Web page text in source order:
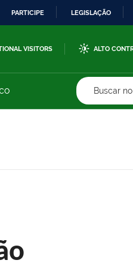
PARTICIPE LEGISLAÇÃO
VISITORS ALTO
Buscar